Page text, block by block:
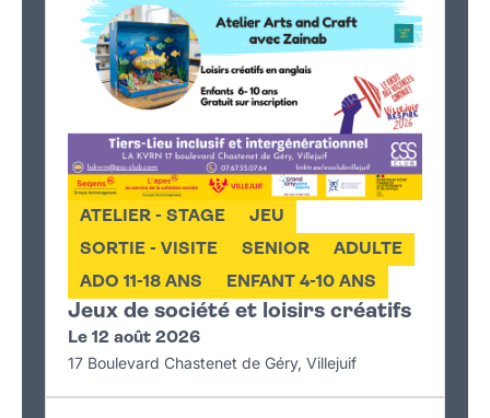
Jeux de société et loisirs créatifs
ATELIER - STAGE
JEU
SORTIE - VISITE
SENIOR
ADULTE
ADO 11-18 ANS
ENFANT 4-10 ANS
Le 12 août 2026
17 Boulevard Chastenet de Géry, Villejuif